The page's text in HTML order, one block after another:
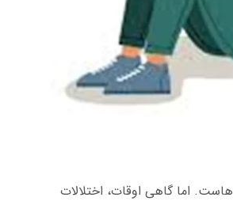
اما گاهی اوقات، اختلالات